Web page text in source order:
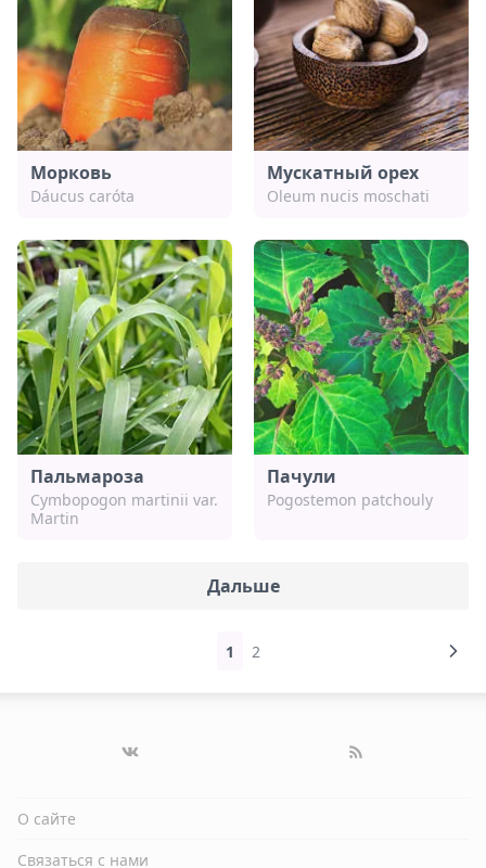
Морковь
Dáucus caróta
Мускатный орех
Oleum nucis moschati
Пальмароза
Cymbopogon martinii var.
Martin
Пачули
Pogostemon patchoulу
Дальше
1 2
О сайте
Связаться с нами